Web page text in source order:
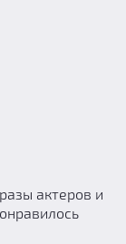
актеров и